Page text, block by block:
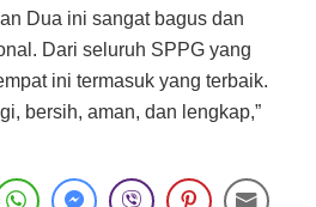
Dua ini sangat bagus dan
Dari seluruh SPPG yang
ini termasuk yang terbaik.
bersih, aman, dan lengkap,”